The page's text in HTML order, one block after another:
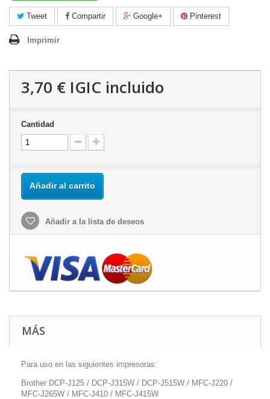
Tweet Compartir Google+ Pinterest
Imprimir
3,70 € IGIC incluido
Cantidad
Añadir al carrito
Añadir a la lista de deseos
MÁS
Para uso en las siguientes impresoras:
Brother DCP-J125 / DCP-J315W / DCP-J515W / MFC-J220 /
MFC-J265W / MFC-J410 / MFC-J415W